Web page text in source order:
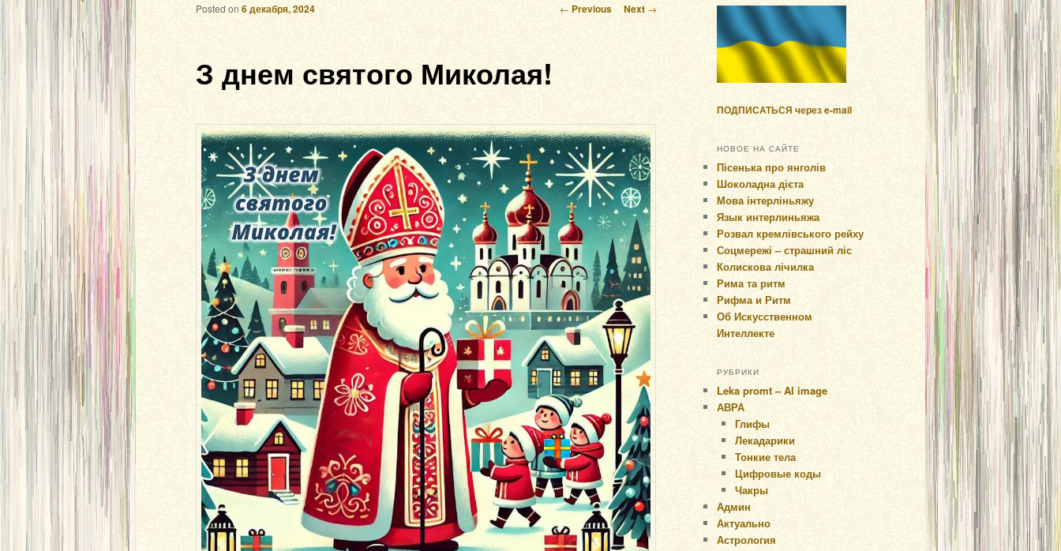
Post navigation
← Previous Next →
З днем святого Миколая!
Posted on 6 декабря, 2024
ПОДПИСАТЬСЯ через e-mail
НОВОЕ НА САЙТЕ
Пісенька про янголів
Шоколадна дієта
Мова інтерліньяжу
Язык интерлиньяжа
Розвал кремлівського рейху
Соцмережі – страшний ліс
Колискова лічилка
Рима та ритм
Рифма и Ритм
Об Искусственном
Интеллекте
РУБРИКИ
Leka promt – AI image
АВРА
Глифы
Лекадарики
Тонкие тела
Цифровые коды
Чакры
Админ
Актуально
Астрология